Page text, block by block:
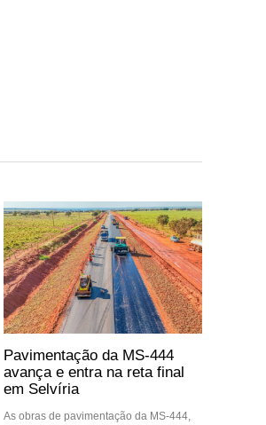
Pavimentação da MS-444
avança e entra na reta final
em Selvíria
As obras de pavimentação da MS-444,